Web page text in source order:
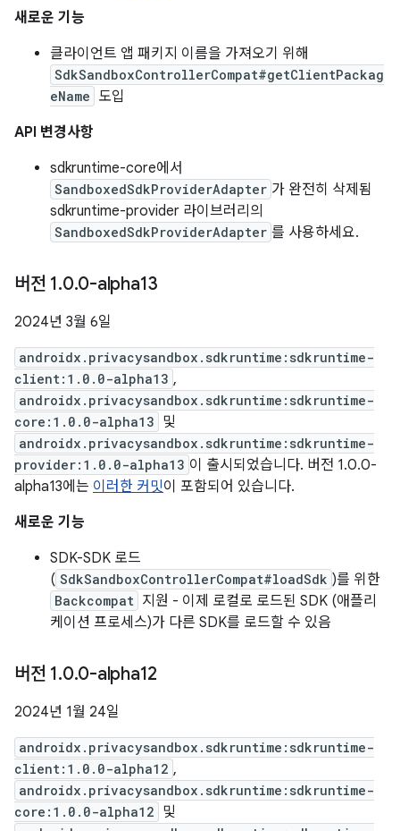
새로운 기능
클라이언트 앱 패키지 이름을 가져오기 위해
SdkSandboxControllerCompat#getClientPackag
eName 도입
API 변경사항
sdkruntime-core에서
SandboxedSdkProviderAdapter 가 완전히 삭제됨
sdkruntime-provider 라이브러리의
SandboxedSdkProviderAdapter 를 사용하세요.
버전 1.0.0-alpha13
2024년 3월 6일
androidx.privacysandbox.sdkruntime:sdkruntime-
client:1.0.0-alpha13 ,
androidx.privacysandbox.sdkruntime:sdkruntime-
core:1.0.0-alpha13 및
androidx.privacysandbox.sdkruntime:sdkruntime-
provider:1.0.0-alpha13 이 출시되었습니다. 버전 1.0.0-
alpha13에는 이러한 커밋이 포함되어 있습니다.
새로운 기능
SDK-SDK 로드
( SdkSandboxControllerCompat#loadSdk )를 위한
Backcompat 지원 - 이제 로컬로 로드된 SDK (애플리
케이션 프로세스)가 다른 SDK를 로드할 수 있음
버전 1.0.0-alpha12
2024년 1월 24일
androidx.privacysandbox.sdkruntime:sdkruntime-
client:1.0.0-alpha12 ,
androidx.privacysandbox.sdkruntime:sdkruntime-
core:1.0.0-alpha12 및